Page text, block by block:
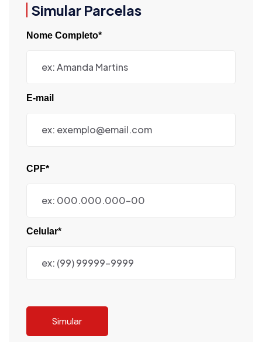
Simular Parcelas
Nome Completo*
E-mail
CPF*
Celular*
Simular